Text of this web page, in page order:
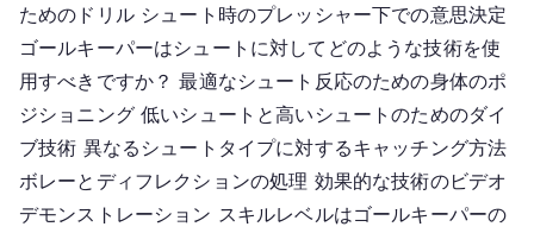
ー
パ
ー
の
反
応：
反
ためのドリル シュート時のプレッシャー下での意思決定
ゴールキーパーはシュートに対してどのような技術を使
用すべきですか？ 最適なシュート反応のための身体のポ
ジショニング 低いシュートと高いシュートのためのダイ
ブ技術 異なるシュートタイプに対するキャッチング方法
ボレーとディフレクションの処理 効果的な技術のビデオ
デモンストレーション スキルレベルはゴールキーパーの